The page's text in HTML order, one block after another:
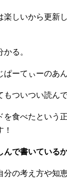
しいから更新
る。
ーてぃーのあ
ついつい読ん
食べたという
で書いているか
の考え方や知